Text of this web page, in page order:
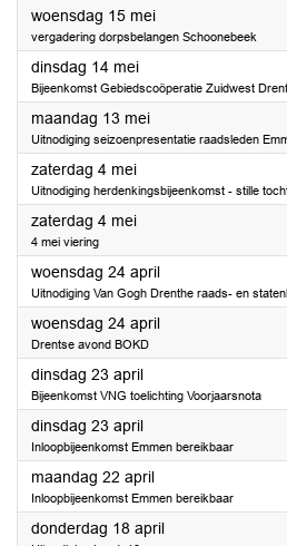
woensdag 15 mei2024
vergadering dorpsbelangen Schoonebeek
dinsdag 14 mei2024
Bijeenkomst Gebiedscoöperatie Zuidwest
maandag 13 mei2024
Uitnodiging seizoenpresentatie raadsleden
zaterdag 4 mei2024
Uitnodiging herdenkingsbijeenkomst - stille
zaterdag 4 mei2024
4 mei viering
woensdag 24 april2024
Uitnodiging Van Gogh Drenthe raads- en
woensdag 24 april2024
Drentse avond BOKD
dinsdag 23 april2024
Bijeenkomst VNG toelichting Voorjaarsnota
dinsdag 23 april2024
Inloopbijeenkomst Emmen bereikbaar
maandag 22 april2024
Inloopbijeenkomst Emmen bereikbaar
donderdag 18 april2024